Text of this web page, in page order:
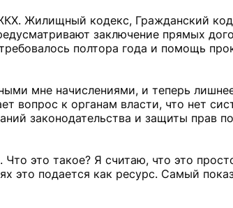
Жилищный кодекс, Гражданский
заключение прямых
полтора года и помощь
мне начислениями, и теперь
вопрос к органам власти, что нет
законодательства и защиты прав
это такое? Я считаю, что это
это подается как ресурс. Самый